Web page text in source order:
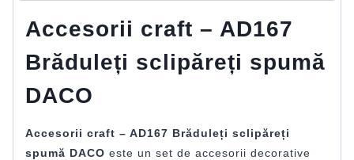
Accesorii craft – AD167
Brăduleți sclipăreți spumă
DACO
Accesorii craft – AD167 Brăduleți sclipăreți
spumă DACO este un set de accesorii decorative